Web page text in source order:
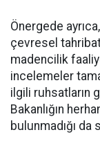
Önergede
çevresel
madencilik
incelemeler
ilgili ruhsatların
Bakanlığın
bulunmadığı da